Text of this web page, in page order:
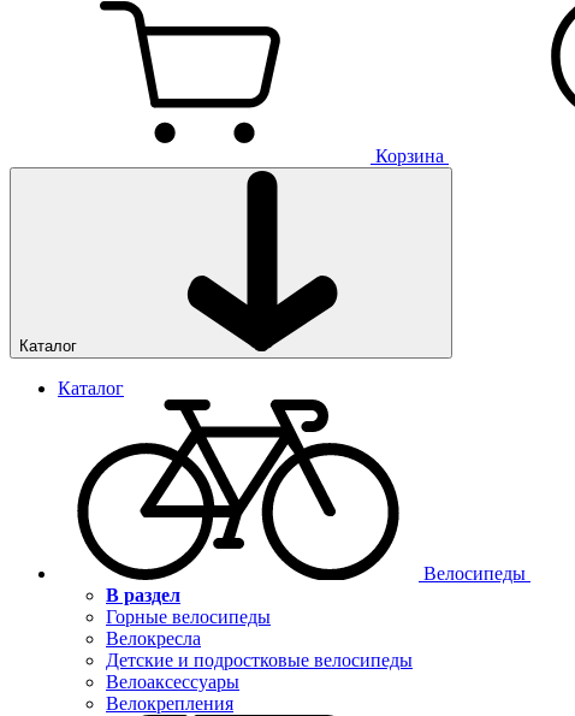
Корзина
Каталог
Каталог
Велосипеды
В раздел
Горные велосипеды
Велокресла
Детские и подростковые велосипеды
Велоаксессуары
Велокрепления